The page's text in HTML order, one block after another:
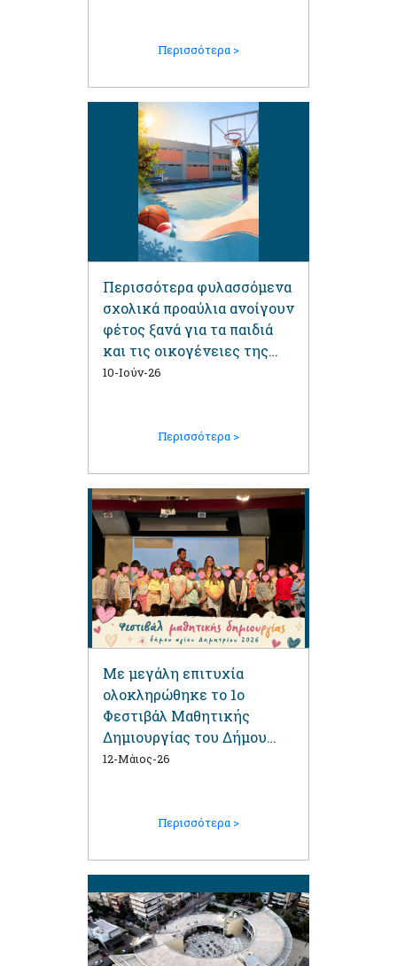
Περισσότερα >
Περισσότερα φυλασσόμενα
σχολικά προαύλια ανοίγουν
φέτος ξανά για τα παιδιά
και τις οικογένειες της
πόλης μας
10-Ιούν-26
Περισσότερα >
Με μεγάλη επιτυχία
ολοκληρώθηκε το 1ο
Φεστιβάλ Μαθητικής
Δημιουργίας του Δήμου
Αγίου Δημητρίου
12-Μάιος-26
Περισσότερα >